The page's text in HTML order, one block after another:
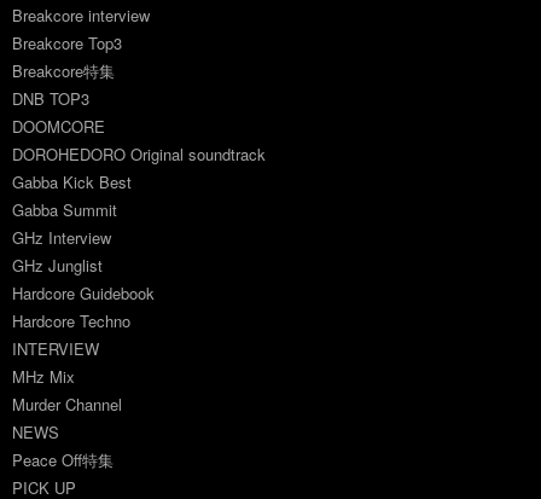
Breakcore interview
Breakcore Top3
Breakcore特集
DNB TOP3
DOOMCORE
DOROHEDORO Original soundtrack
Gabba Kick Best
Gabba Summit
GHz Interview
GHz Junglist
Hardcore Guidebook
Hardcore Techno
INTERVIEW
MHz Mix
Murder Channel
NEWS
Peace Off特集
PICK UP